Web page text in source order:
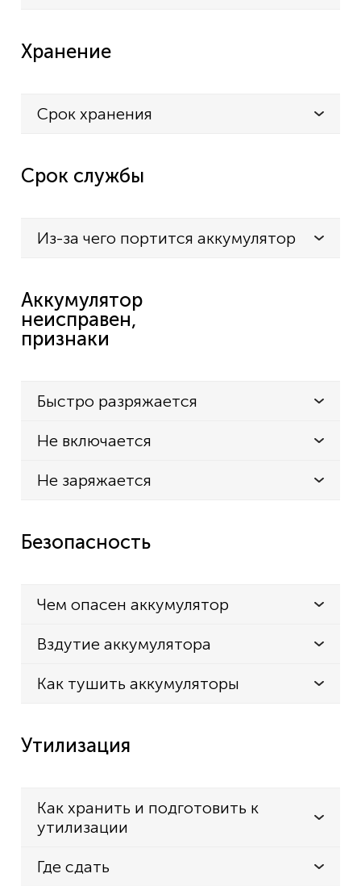
Хранение
Срок хранения
Срок службы
Из-за чего портится аккумулятор
Аккумулятор
неисправен,
признаки
Быстро разряжается
Не включается
Не заряжается
Безопасность
Чем опасен аккумулятор
Вздутие аккумулятора
Как тушить аккумуляторы
Утилизация
Как хранить и подготовить к
утилизации
Где сдать